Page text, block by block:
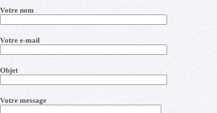
Votre nom
Votre e-mail
Objet
Votre message